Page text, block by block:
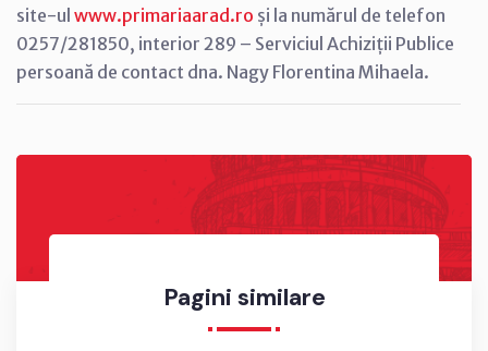
Pagini similare
site-ul www.primariaarad.ro și la numărul de telefon
0257/281850, interior 289 – Serviciul Achiziții Publice
persoană de contact dna. Nagy Florentina Mihaela.